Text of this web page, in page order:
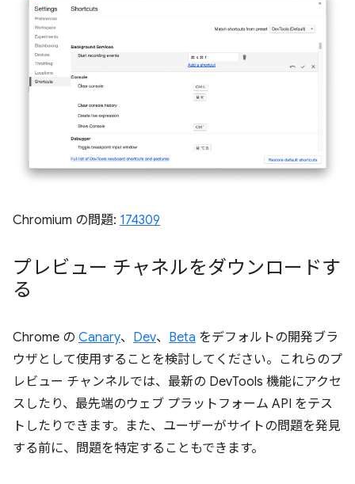
Chromium の問題: 174309
プレビュー チャネルをダウンロードす
る
Chrome の Canary、 Dev、 Beta をデフォルトの開発ブラ
ウザとして使用することを検討してください。これらのプ
レビュー チャンネルでは、最新の DevTools 機能にアクセ
スしたり、最先端のウェブ プラットフォーム API をテス
トしたりできます。また、ユーザーがサイトの問題を発見
する前に、問題を特定することもできます。